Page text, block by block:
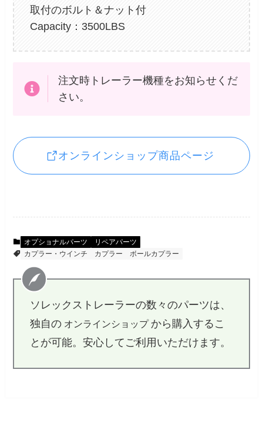
取付のボルト＆ナット付
Capacity：3500LBS
注文時トレーラー機種をお知らせくだ
さい。
オンラインショップ商品ページ
オプショナルパーツ
リペアパーツ
カプラー・ウインチ
カプラー ボールカプラー
ソレックストレーラーの数々のパーツは、
独自の オンラインショップ から購入するこ
とが可能。安心してご利用いただけます。